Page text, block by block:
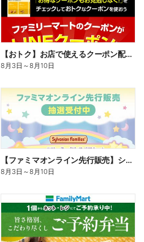
【おトク】お店で使えるクーポン配信中
8月3日 ～8月10日
【ファミマオンライン先行販売】シルバニアファミリー
8月3日 ～8月10日